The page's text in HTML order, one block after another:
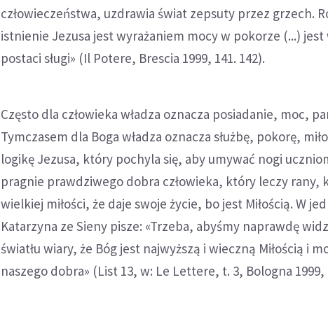
człowieczeństwa, uzdrawia świat zepsuty przez grzech.
istnienie Jezusa jest wyrażaniem mocy w pokorze (...) jest
postaci sługi» (Il Potere, Brescia 1999, 141. 142).
Często dla człowieka władza oznacza posiadanie, moc,
Tymczasem dla Boga władza oznacza służbę, pokorę,
logikę Jezusa, który pochyla się, aby umywać nogi
pragnie prawdziwego dobra człowieka, który leczy rany,
wielkiej miłości, że daje swoje życie, bo jest Miłością. W
Katarzyna ze Sieny pisze: «Trzeba, abyśmy naprawdę
światłu wiary, że Bóg jest najwyższą i wieczną Miłością i
naszego dobra» (List 13, w: Le Lettere, t. 3, Bologna 1999,